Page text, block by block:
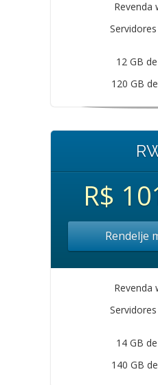
Revenda
12 GB
120 GB
R$
Rendelje
Revenda
14 GB
140 GB